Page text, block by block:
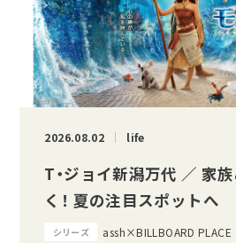
2026.08.02 life
T・ジョイ新潟万代 ／ 家
く！ 夏の注目スポットへ
シリーズ assh×BILLBOARD PLACE